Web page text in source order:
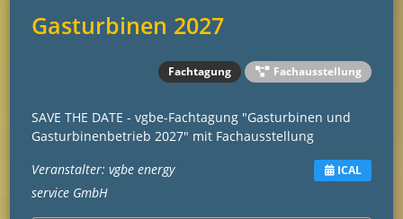
Gasturbinen 2027
Fachtagung Fachausstellung
SAVE THE DATE - vgbe-Fachtagung "Gasturbinen und
Gasturbinenbetrieb 2027" mit Fachausstellung
Veranstalter: vgbe energy
service GmbH
ICAL